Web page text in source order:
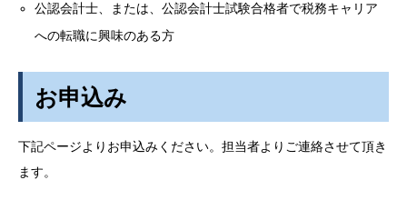
公認会計士、または、公認会計士試験合格者で税務キャリア
への転職に興味のある方
お申込み
下記ページよりお申込みください。担当者よりご連絡させて頂き
ます。